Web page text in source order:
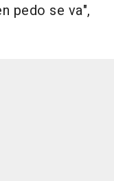
pedo se va",